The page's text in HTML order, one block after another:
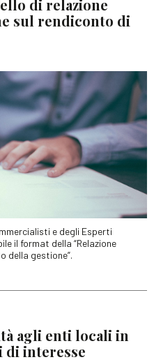
di relazione
sul rendiconto di
e degli Esperti
il format della “Relazione
della gestione”.
agli enti locali in
di interesse